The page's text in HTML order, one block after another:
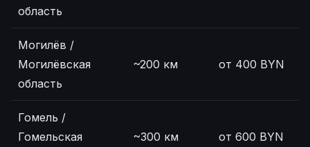
область
Могилёв /
Могилёвская
область
~200 км от 400 BYN
Гомель /
Гомельская
~300 км от 600 BYN